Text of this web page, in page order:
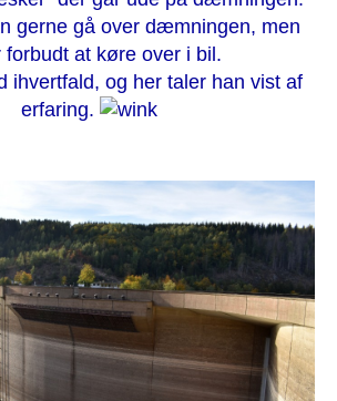
gerne gå over dæmningen, men
forbudt at køre over i bil.
ihvertfald, og her taler han vist af
erfaring.